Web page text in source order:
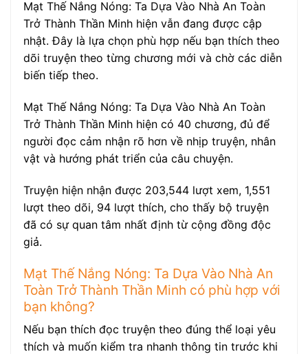
Mạt Thế Nắng Nóng: Ta Dựa Vào Nhà An Toàn
Trở Thành Thần Minh hiện vẫn đang được cập
nhật. Đây là lựa chọn phù hợp nếu bạn thích theo
dõi truyện theo từng chương mới và chờ các diễn
biến tiếp theo.
Mạt Thế Nắng Nóng: Ta Dựa Vào Nhà An Toàn
Trở Thành Thần Minh hiện có 40 chương, đủ để
người đọc cảm nhận rõ hơn về nhịp truyện, nhân
vật và hướng phát triển của câu chuyện.
Truyện hiện nhận được 203,544 lượt xem, 1,551
lượt theo dõi, 94 lượt thích, cho thấy bộ truyện
đã có sự quan tâm nhất định từ cộng đồng độc
giả.
Mạt Thế Nắng Nóng: Ta Dựa Vào Nhà An
Toàn Trở Thành Thần Minh có phù hợp với
bạn không?
Nếu bạn thích đọc truyện theo đúng thể loại yêu
thích và muốn kiểm tra nhanh thông tin trước khi